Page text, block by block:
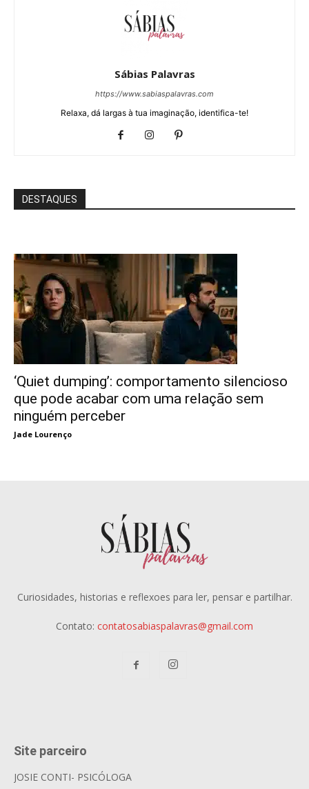
Sábias Palavras
https://www.sabiaspalavras.com
Relaxa, dá largas à tua imaginação, identifica-te!
DESTAQUES
‘Quiet dumping’: comportamento silencioso
que pode acabar com uma relação sem
ninguém perceber
Jade Lourenço
Curiosidades, historias e reflexoes para ler, pensar e partilhar.
Contato: contatosabiaspalavras@gmail.com
Site parceiro
JOSIE CONTI- PSICÓLOGA